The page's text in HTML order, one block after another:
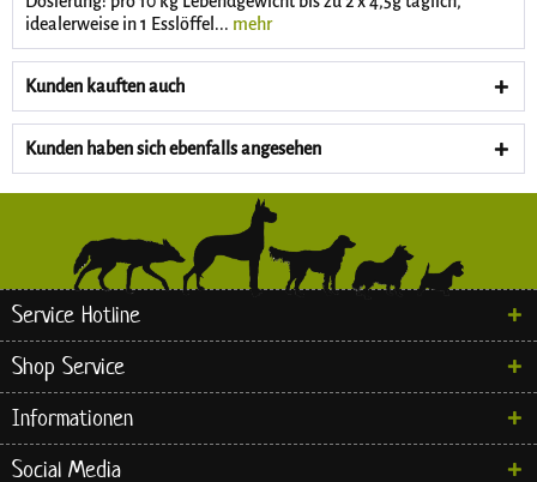
idealerweise in 1 Esslöffel... mehr
Kunden kauften auch
Kunden haben sich ebenfalls angesehen
Service Hotline
Shop Service
Informationen
Social Media